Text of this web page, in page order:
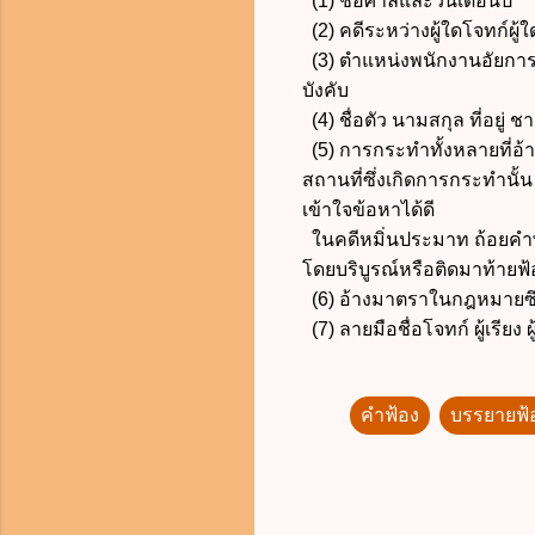
(2) คดีระหว่างผู้ใดโจทก์ผู้
(3) ตำแหน่งพนักงานอัยกา
บังคับ
(4) ชื่อตัว นามสกุล ที่อยู่ ช
(5) การกระทำทั้งหลายที่อ้า
สถานที่ซึ่งเกิดการกระทำนั้
เข้าใจข้อหาได้ดี
ในคดีหมิ่นประมาท ถ้อยค
โดยบริบูรณ์หรือติดมาท้ายฟ้
(6) อ้างมาตราในกฎหมา
(7) ลายมือชื่อโจทก์ ผู้เรียง
คำฟ้อง บรรยายฟ้